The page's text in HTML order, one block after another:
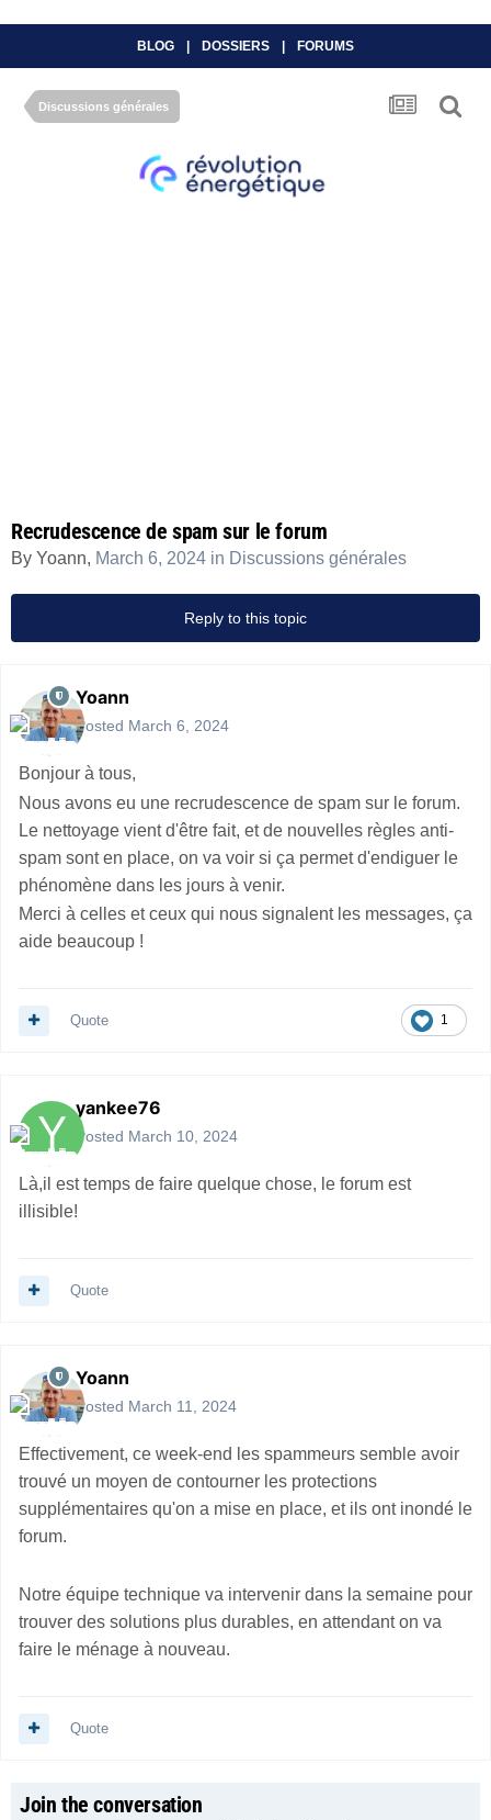
BLOG DOSSIERS FORUMS
Discussions générales
Recrudescence de spam sur le forum
By Yoann, March 6, 2024 in Discussions générales
Reply to this topic
Yoann
Posted March 6, 2024
Bonjour à tous,
Nous avons eu une recrudescence de spam sur le forum.
Le nettoyage vient d'être fait, et de nouvelles règles anti-
spam sont en place, on va voir si ça permet d'endiguer le
phénomène dans les jours à venir.
Merci à celles et ceux qui nous signalent les messages, ça
aide beaucoup !
1
Quote
yankee76
Posted March 10, 2024
Là,il est temps de faire quelque chose, le forum est
illisible!
Quote
Yoann
Posted March 11, 2024
Effectivement, ce week-end les spammeurs semble avoir
trouvé un moyen de contourner les protections
supplémentaires qu'on a mise en place, et ils ont inondé le
forum.
Notre équipe technique va intervenir dans la semaine pour
trouver des solutions plus durables, en attendant on va
faire le ménage à nouveau.
Quote
Join the conversation